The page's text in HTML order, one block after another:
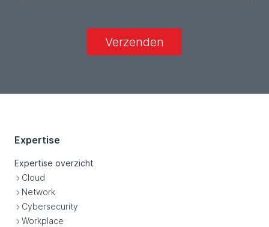
Verzenden
Expertise
Expertise overzicht
Cloud
Network
Cybersecurity
Workplace